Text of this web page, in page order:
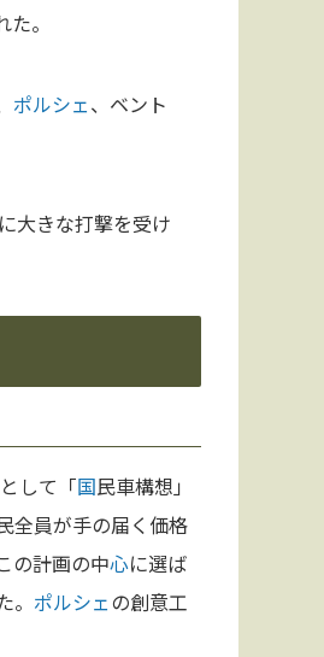
。
ポルシェ、ベント
大きな打撃を受け
して「国民車構想」
全員が手の届く価格
の計画の中心に選ば
ポルシェの創意工